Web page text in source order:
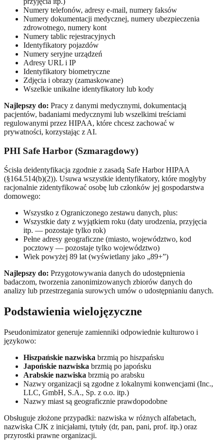
Numery telefonów, adresy e-mail, numery faksów
Numery dokumentacji medycznej, numery ubezpieczenia
zdrowotnego, numery kont
Numery tablic rejestracyjnych
Identyfikatory pojazdów
Numery seryjne urządzeń
Adresy URL i IP
Identyfikatory biometryczne
Zdjęcia i obrazy (zamaskowane)
Wszelkie unikalne identyfikatory lub kody
Najlepszy do: Pracy z danymi medycznymi, dokumentacją
pacjentów, badaniami medycznymi lub wszelkimi treściami
regulowanymi przez HIPAA, które chcesz zachować w
prywatności, korzystając z AI.
PHI Safe Harbor (Szmaragdowy)
Ścisła deidentyfikacja zgodnie z zasadą Safe Harbor HIPAA
(§164.514(b)(2)). Usuwa wszystkie identyfikatory, które mogłyby
racjonalnie zidentyfikować osobę lub członków jej gospodarstwa
domowego:
Wszystko z Ograniczonego zestawu danych, plus:
Wszystkie daty z wyjątkiem roku (daty urodzenia, przyjęcia
itp. — pozostaje tylko rok)
Pełne adresy geograficzne (miasto, województwo, kod
pocztowy — pozostaje tylko województwo)
Wiek powyżej 89 lat (wyświetlany jako „89+”)
Najlepszy do: Przygotowywania danych do udostępnienia
badaczom, tworzenia zanonimizowanych zbiorów danych do
analizy lub przestrzegania surowych umów o udostępnianiu danych.
Podstawienia wielojęzyczne
Pseudonimizator generuje zamienniki odpowiednie kulturowo i
językowo:
Hiszpańskie nazwiska brzmią po hiszpańsku
Japońskie nazwiska brzmią po japońsku
Arabskie nazwiska brzmią po arabsku
Nazwy organizacji są zgodne z lokalnymi konwencjami (Inc.,
LLC, GmbH, S.A., Sp. z o.o. itp.)
Nazwy miast są geograficznie prawdopodobne
Obsługuje złożone przypadki: nazwiska w różnych alfabetach,
nazwiska CJK z inicjałami, tytuły (dr, pan, pani, prof. itp.) oraz
przyrostki prawne organizacji.